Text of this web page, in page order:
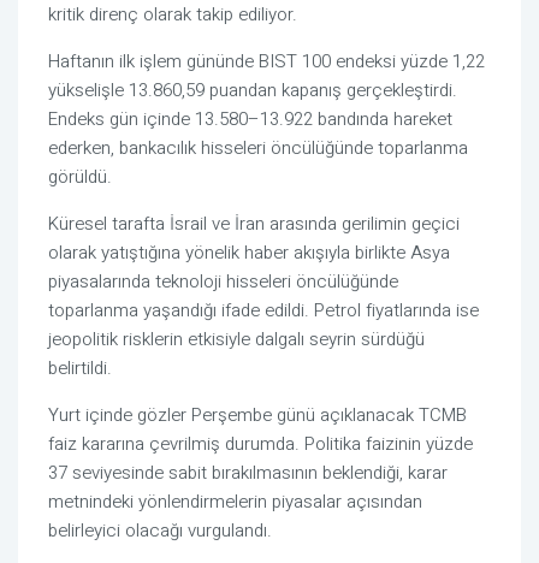
kritik direnç olarak takip ediliyor.
Haftanın ilk işlem gününde BIST 100 endeksi yüzde 1,22
yükselişle 13.860,59 puandan kapanış gerçekleştirdi.
Endeks gün içinde 13.580–13.922 bandında hareket
ederken, bankacılık hisseleri öncülüğünde toparlanma
görüldü.
Küresel tarafta İsrail ve İran arasında gerilimin geçici
olarak yatıştığına yönelik haber akışıyla birlikte Asya
piyasalarında teknoloji hisseleri öncülüğünde
toparlanma yaşandığı ifade edildi. Petrol fiyatlarında ise
jeopolitik risklerin etkisiyle dalgalı seyrin sürdüğü
belirtildi.
Yurt içinde gözler Perşembe günü açıklanacak TCMB
faiz kararına çevrilmiş durumda. Politika faizinin yüzde
37 seviyesinde sabit bırakılmasının beklendiği, karar
metnindeki yönlendirmelerin piyasalar açısından
belirleyici olacağı vurgulandı.